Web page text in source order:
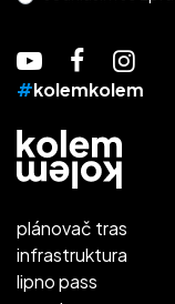
#kolemkolem
plánovač tras
infrastruktura
lipno pass